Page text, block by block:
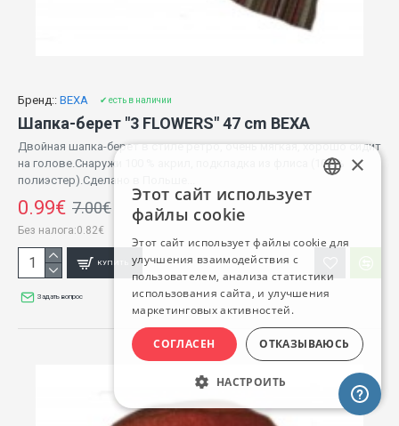
Бренд:: BEXA ✔ есть в наличии
Шапка-берет "3 FLOWERS" 47 cm BEXA
Двойная шапка-берет в стиле ретро, ​​очень мягкая, хорошо сидит
на голове.Снаружи 100 % акрил, подкладка из флиса (100 %
полиэстер).Сделано в Польше...
0.99€ 7.00€
Без налога:0.82€
КУПИТЬ
Задать вопрос
ENGLISH
×
Этот сайт использует
файлы cookie
Этот сайт использует файлы cookie для
улучшения взаимодействия с
пользователем, анализа статистики
использования сайта, и улучшения
маркетинговых активностей.
СОГЛАСЕН ОТКАЗЫВАЮСЬ
НАСТРОИТЬ